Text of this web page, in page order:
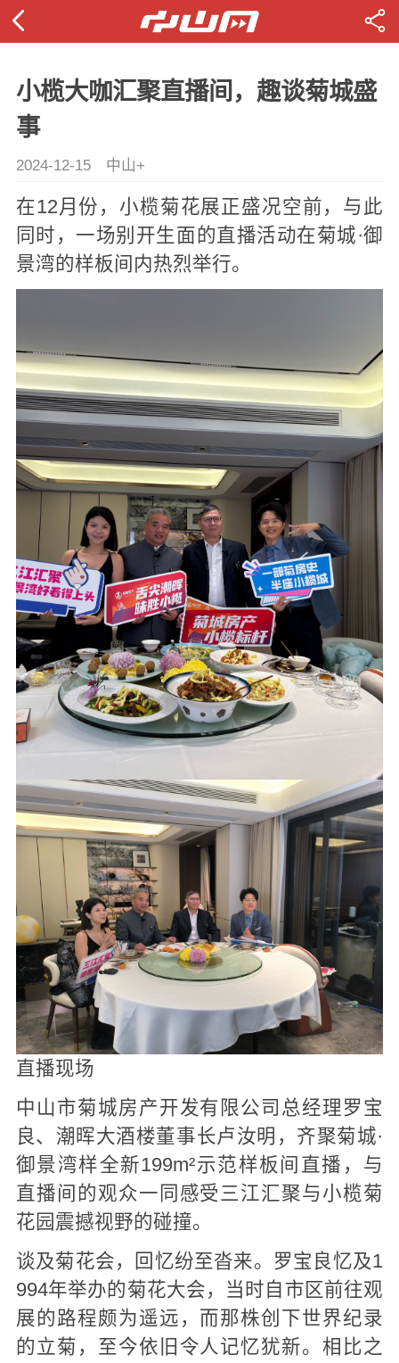
小榄大咖汇聚直播间，趣谈菊城盛
事
2024-12-15 中山+
在12月份，小榄菊花展正盛况空前，与此
同时，一场别开生面的直播活动在菊城·御
景湾的样板间内热烈举行。
直播现场
中山市菊城房产开发有限公司总经理罗宝
良、潮晖大酒楼董事长卢汝明，齐聚菊城·
御景湾样全新199m²示范样板间直播，与
直播间的观众一同感受三江汇聚与小榄菊
花园震撼视野的碰撞。
谈及菊花会，回忆纷至沓来。罗宝良忆及1
994年举办的菊花大会，当时自市区前往观
展的路程颇为遥远，而那株创下世界纪录
的立菊，至今依旧令人记忆犹新。相比之